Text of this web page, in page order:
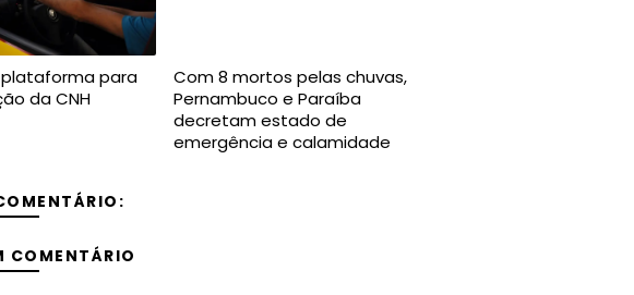
para
da CNH
Com 8 mortos pelas chuvas,
Pernambuco e Paraíba
decretam estado de
emergência e calamidade
COMENTÁRIO